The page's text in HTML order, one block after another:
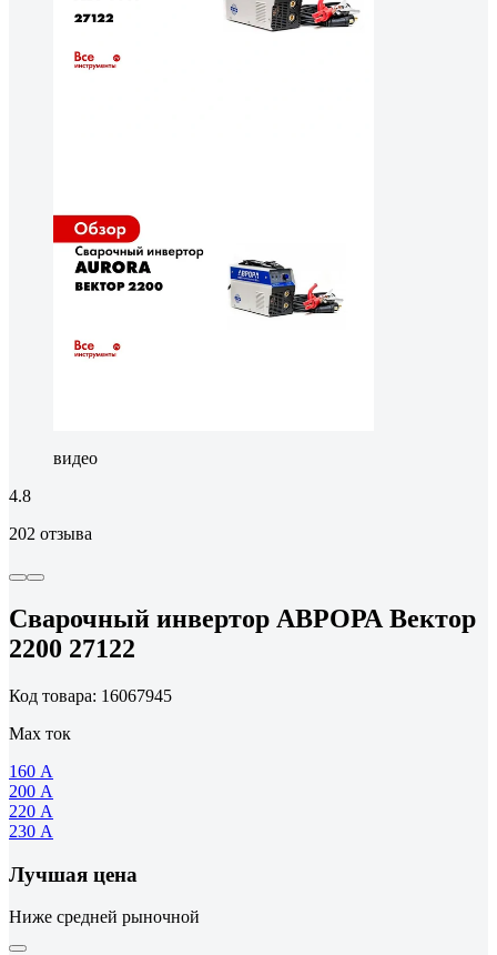
видео
4.8
202 отзыва
Сварочный инвертор АВРОРА Вектор
2200 27122
Код товара: 16067945
Max ток
160 А
200 А
220 А
230 А
Лучшая цена
Ниже средней рыночной